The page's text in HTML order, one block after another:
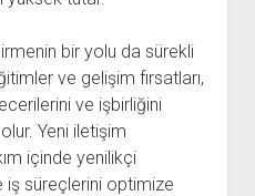
bir yolu da sürekli
ve gelişim fırsatları,
ve işbirliğini
Yeni iletişim
içinde yenilikçi
iş süreçlerini optimize